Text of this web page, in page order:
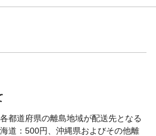
都道府県の離島地域が配送先となる
道：500円、沖縄県およびその他離